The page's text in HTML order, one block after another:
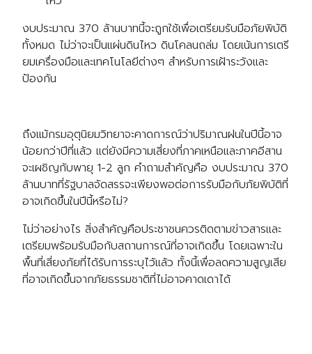
งบประมาณ 370 ล้านบาทนี้จะถูกใช้เพื่อเตรียมรับมือภัยพิบัติ
ทั้งหมด ไม่ว่าจะเป็นแผ่นดินไหว ดินโคลนถล่ม โดยเน้นการเตรี
ยมเครื่องมือและเทคโนโลยีต่างๆ สำหรับการเฝ้าระวังและ
ป้องกัน
ถึงแม้กรมอุตุนิยมวิทยาจะคาดการณ์ว่าปริมาณฝนในปีนี้อาจ
น้อยกว่าปีที่แล้ว แต่ยังมีความเสี่ยงที่ภาคเหนือและภาคอีสาน
จะเผชิญกับพายุ 1-2 ลูก คำถามสำคัญคือ งบประมาณ 370
ล้านบาทที่รัฐบาลจัดสรรจะเพียงพอต่อการรับมือกับภัยพิบัติที่
อาจเกิดขึ้นในปีนี้หรือไม่?
ไม่ว่าอย่างไร สิ่งสำคัญคือประชาชนควรติดตามข่าวสารและ
เตรียมพร้อมรับมือกับสถานการณ์ที่อาจเกิดขึ้น โดยเฉพาะใน
พื้นที่เสี่ยงภัยที่ได้รับการระบุไว้แล้ว ทั้งนี้เพื่อลดความสูญเสีย
ที่อาจเกิดขึ้นจากภัยธรรมชาติที่ไม่อาจคาดเดาได้